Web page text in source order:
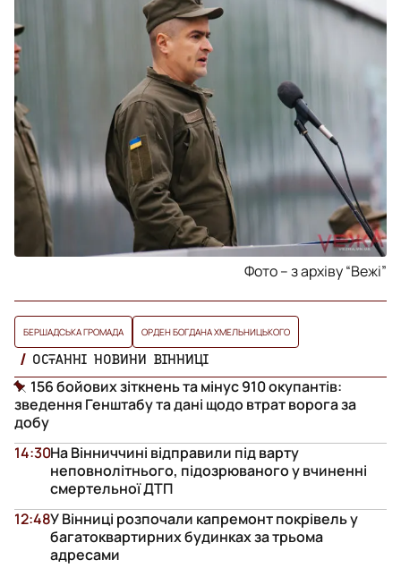
Фото – з архіву “Вежі”
БЕРШАДСЬКА ГРОМАДА ОРДЕН БОГДАНА ХМЕЛЬНИЦЬКОГО
ОСТАННІ НОВИНИ ВІННИЦІ
156 бойових зіткнень та мінус 910 окупантів:
зведення Генштабу та дані щодо втрат ворога за
добу
На Вінниччині відправили під варту
неповнолітнього, підозрюваного у вчиненні
смертельної ДТП
14:30
У Вінниці розпочали капремонт покрівель у
багатоквартирних будинках за трьома
адресами
12:48